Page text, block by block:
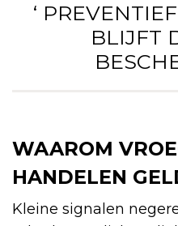
‘
BLIJFT
WAAROM
HANDELEN
Kleine signalen